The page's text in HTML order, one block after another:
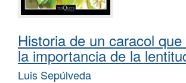
Historia de un caracol
la importancia de la
Luis Sepúlveda